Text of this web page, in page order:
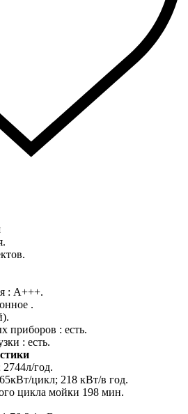
: А+++.
.
приборов : есть.
: есть.
год.
цикл; 218 кВт/в год.
цикла мойки 198 мин.